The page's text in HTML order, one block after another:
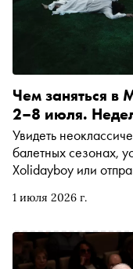
1 июля 2026 г.
Чем заняться в
2–8 июля.
Увидеть
балетных сезонах,
Xolidayboy или
оркестром